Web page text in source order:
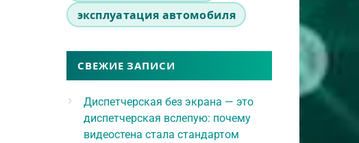
эксплуатация автомобиля
СВЕЖИЕ ЗАПИСИ
Диспетчерская без экрана — это
диспетчерская вслепую: почему
видеостена стала стандартом